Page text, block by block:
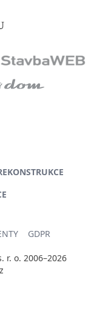
GDPR
r. o. 2006–2026